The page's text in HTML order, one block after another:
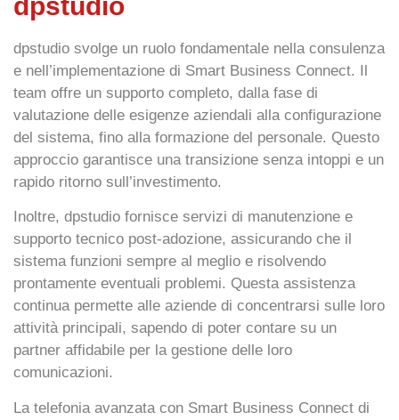
dpstudio svolge un ruolo fondamentale nella consulenza
e nell’implementazione di Smart Business Connect. Il
team offre un supporto completo, dalla fase di
valutazione delle esigenze aziendali alla configurazione
del sistema, fino alla formazione del personale. Questo
approccio garantisce una transizione senza intoppi e un
rapido ritorno sull’investimento.
Inoltre, dpstudio fornisce servizi di manutenzione e
supporto tecnico post-adozione, assicurando che il
sistema funzioni sempre al meglio e risolvendo
prontamente eventuali problemi. Questa assistenza
continua permette alle aziende di concentrarsi sulle loro
attività principali, sapendo di poter contare su un
partner affidabile per la gestione delle loro
comunicazioni.
La telefonia avanzata con Smart Business Connect di